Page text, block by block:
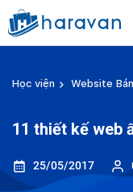
Học viện Website
11 thiết kế web
25/05/2017